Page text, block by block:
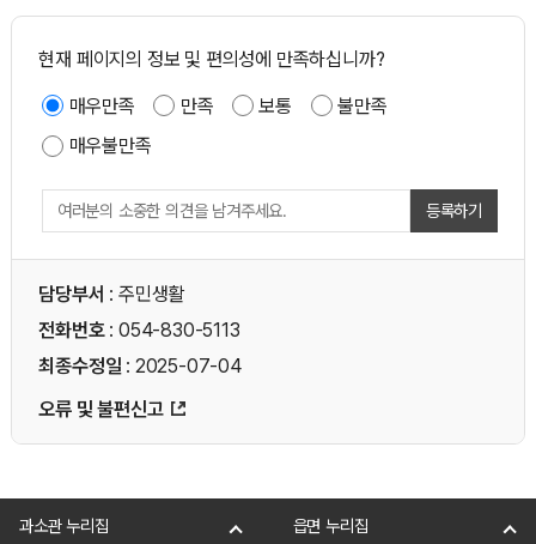
현재 페이지의 정보 및 편의성에 만족하십니까?
매우만족 만족 보통
불만족
매우불만족
등록하기
담당부서 : 주민생활
전화번호: 054-830-5113
최종수정일 : 2025-07-04
오류 및 불편신고
과소관 누리집 읍면 누리집